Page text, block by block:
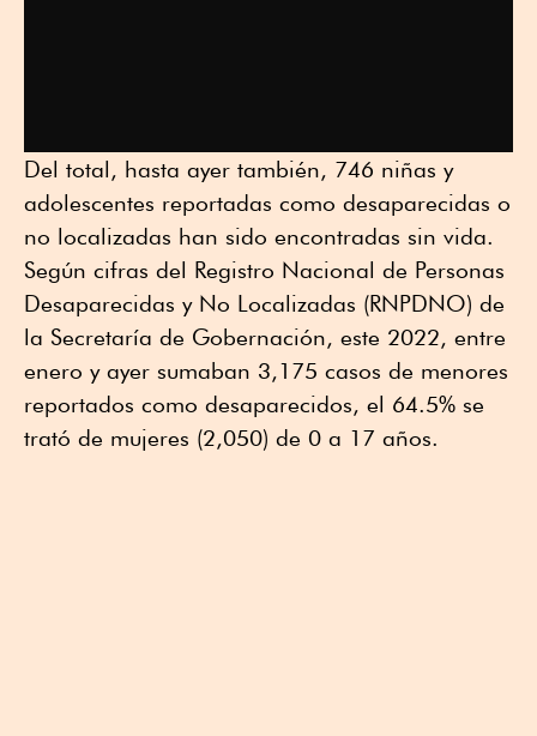
Del total, hasta ayer también, 746 niñas y
adolescentes reportadas como desaparecidas o
no localizadas han sido encontradas sin vida.
Según cifras del Registro Nacional de Personas
Desaparecidas y No Localizadas (RNPDNO) de
la Secretaría de Gobernación, este 2022, entre
enero y ayer sumaban 3,175 casos de menores
reportados como desaparecidos, el 64.5% se
trató de mujeres (2,050) de 0 a 17 años.